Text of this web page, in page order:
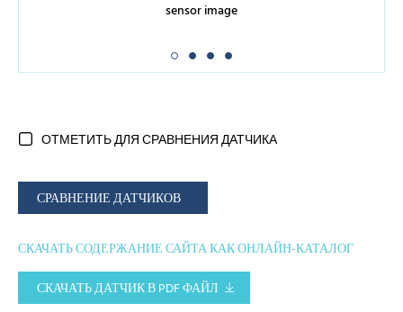
sensor image
ОТМЕТИТЬ ДЛЯ СРАВНЕНИЯ ДАТЧИКА
СРАВНЕНИЕ ДАТЧИКОВ
СКАЧАТЬ СОДЕРЖАНИЕ САЙТА КАК ОНЛАЙН-КАТАЛОГ
СКАЧАТЬ ДАТЧИК В PDF ФАЙЛ